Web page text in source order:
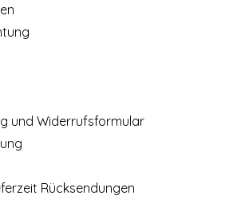
und Widerrufsformular
Rücksendungen